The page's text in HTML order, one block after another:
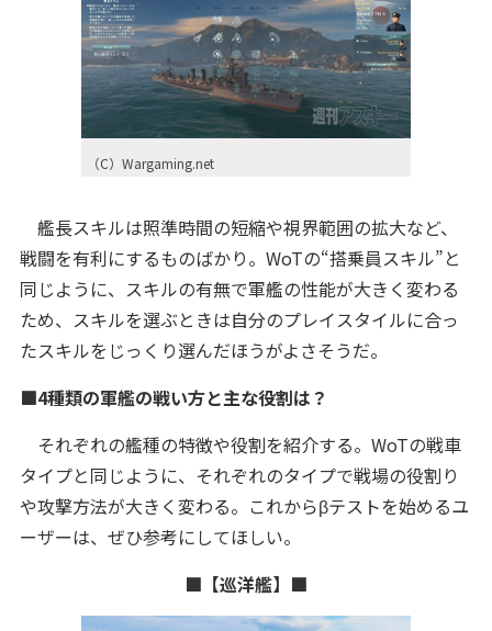
（C）Wargaming.net
艦長スキルは照準時間の短縮や視界範囲の拡大など、
戦闘を有利にするものばかり。WoTの“搭乗員スキル”と
同じように、スキルの有無で軍艦の性能が大きく変わる
ため、スキルを選ぶときは自分のプレイスタイルに合っ
たスキルをじっくり選んだほうがよさそうだ。
■4種類の軍艦の戦い方と主な役割は？
それぞれの艦種の特徴や役割を紹介する。WoTの戦車
タイプと同じように、それぞれのタイプで戦場の役割り
や攻撃方法が大きく変わる。これからβテストを始めるユ
ーザーは、ぜひ参考にしてほしい。
■【巡洋艦】■